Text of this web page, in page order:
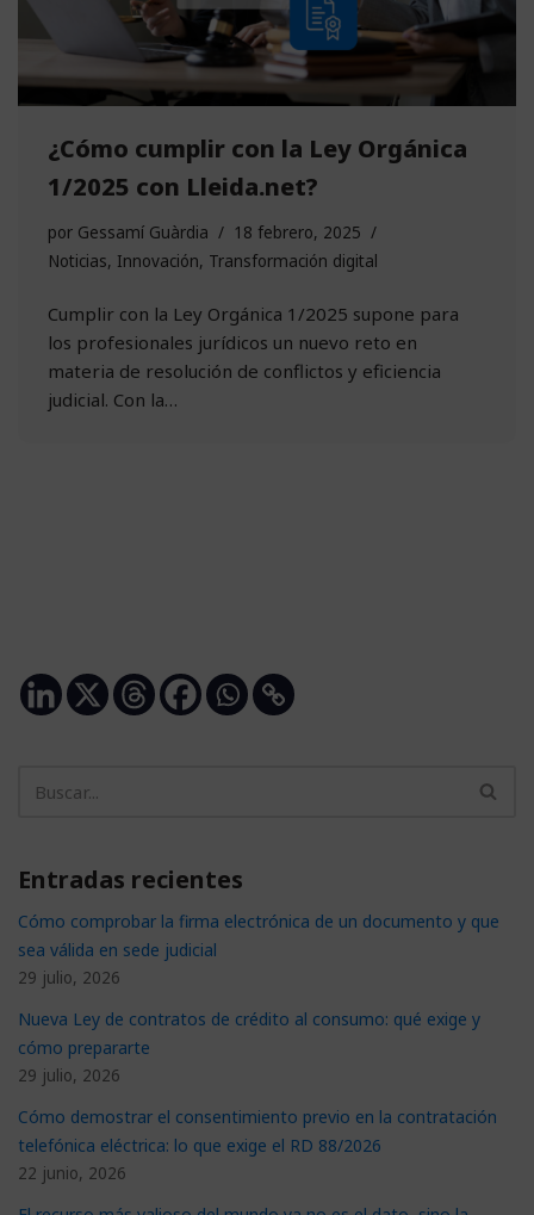
¿Cómo cumplir con la Ley Orgánica
1/2025 con Lleida.net?
por Gessamí Guàrdia
18 febrero, 2025
Noticias, Innovación, Transformación digital
Cumplir con la Ley Orgánica 1/2025 supone para
los profesionales jurídicos un nuevo reto en
materia de resolución de conflictos y eficiencia
judicial. Con la…
Entradas recientes
Cómo comprobar la firma electrónica de un documento y que
sea válida en sede judicial
29 julio, 2026
Nueva Ley de contratos de crédito al consumo: qué exige y
cómo prepararte
29 julio, 2026
Cómo demostrar el consentimiento previo en la contratación
telefónica eléctrica: lo que exige el RD 88/2026
22 junio, 2026